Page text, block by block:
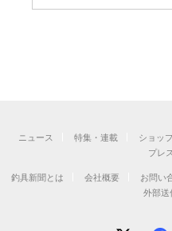
ニュース 特集・連載 ショッ
プレ
釣具新聞とは
会社概要 お問い
外部送